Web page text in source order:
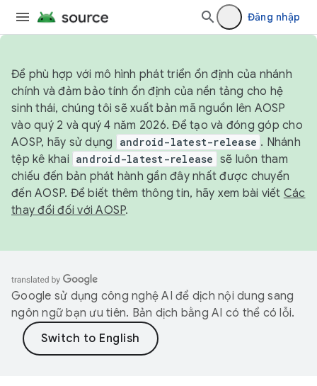
Đăng nhập
Để phù hợp với mô hình phát triển ổn định của nhánh
chính và đảm bảo tính ổn định của nền tảng cho hệ
sinh thái, chúng tôi sẽ xuất bản mã nguồn lên AOSP
vào quý 2 và quý 4 năm 2026. Để tạo và đóng góp cho
AOSP, hãy sử dụng
android-latest-release . Nhánh
tệp kê khai android-latest-release sẽ luôn tham
chiếu đến bản phát hành gần đây nhất được chuyển
đến AOSP. Để biết thêm thông tin, hãy xem bài viết Các
thay đổi đối với AOSP.
Google sử dụng công nghệ AI để dịch nội dung sang
ngôn ngữ bạn ưu tiên. Bản dịch bằng AI có thể có lỗi.